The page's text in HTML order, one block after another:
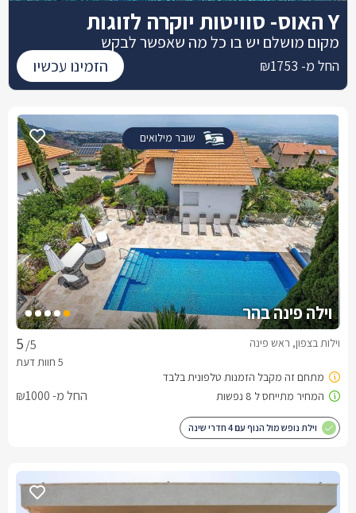
שובר מילואים
וילה פינה בהר
/5 וילות בצפון, ראש פינה
החל מ- ₪1000
וילת נופש מול הנוף עם 4 חדרי שינה
Y האוס- סוויטות יוקרה לזוגות
מקום מושלם יש בו כל מה שאפשר לבקש
החל מ- ₪1753 הזמינו עכשיו